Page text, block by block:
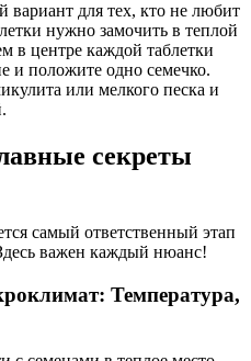
вариант для тех, кто не любит
нужно замочить в теплой
в центре каждой таблетки
и положите одно семечко.
или мелкого песка и
секреты
самый ответственный этап
важен каждый нюанс!
Температура,